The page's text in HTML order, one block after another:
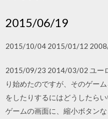
2015/06/19
2015/10/04 2015/01/12
2015/09/23 2014/03/02 ユー
り始めたのですが、そのゲー
をしたりするにはどうしたら
ゲームの画面に、縮小ボタン